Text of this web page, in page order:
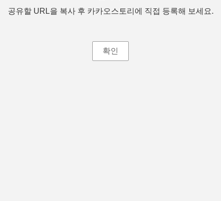
공유할 URL을 복사 후 카카오스토리에 직접 등록해 보세요.
확인